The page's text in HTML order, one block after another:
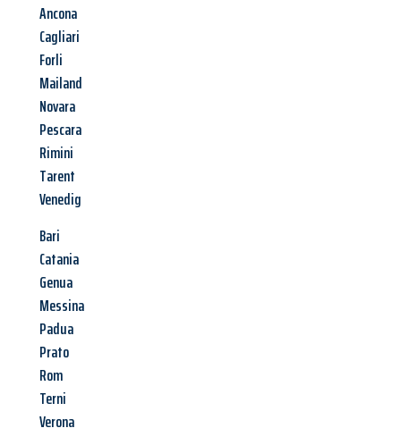
Ancona
Cagliari
Forli
Mailand
Novara
Pescara
Rimini
Tarent
Venedig
Bari
Catania
Genua
Messina
Padua
Prato
Rom
Terni
Verona